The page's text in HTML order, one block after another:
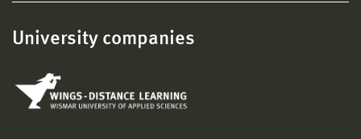
University companies